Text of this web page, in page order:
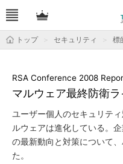
トップ セキュリティ 標
マルウェア最終防衛ラ
RSA Conference 2008
ユーザー個人のセキュリテ
ルウェアは進化している。
の最新動向と対策について
た。